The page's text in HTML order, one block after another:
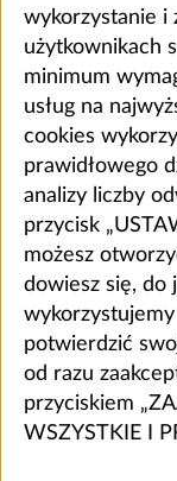
wykorzystanie i
użytkownikach
minimum
usług na
cookies
prawidłowego
analizy liczby
przycisk
możesz
dowiesz się, do
potwierdzić
od razu
przyciskiem
WSZYSTKIE I